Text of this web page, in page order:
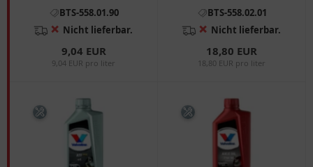
BTS-558.01.90
❌ Nicht lieferbar.
9,04 EUR
9,04 EUR pro liter
BTS-558.02.01
❌ Nicht lieferbar.
18,80 EUR
18,80 EUR pro liter